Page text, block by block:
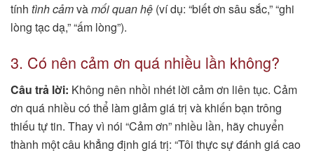
tính tình cảmvàmối quan hệ (ví dụ: “biết ơn sâu sắc,” “ghi
lòng tạc dạ,” “ấm lòng”).
3. Có nên cảm ơn quá nhiều lần không?
Câu trả lời: Không nên nhồi nhét lời cảm ơn liên tục. Cảm
ơn quá nhiều có thể làm giảm giá trị và khiến bạn trông
thiếu tự tin. Thay vì nói “Cảm ơn” nhiều lần, hãy chuyển
thành một câu khẳng định giá trị: “Tôi thực sự đánh giá cao